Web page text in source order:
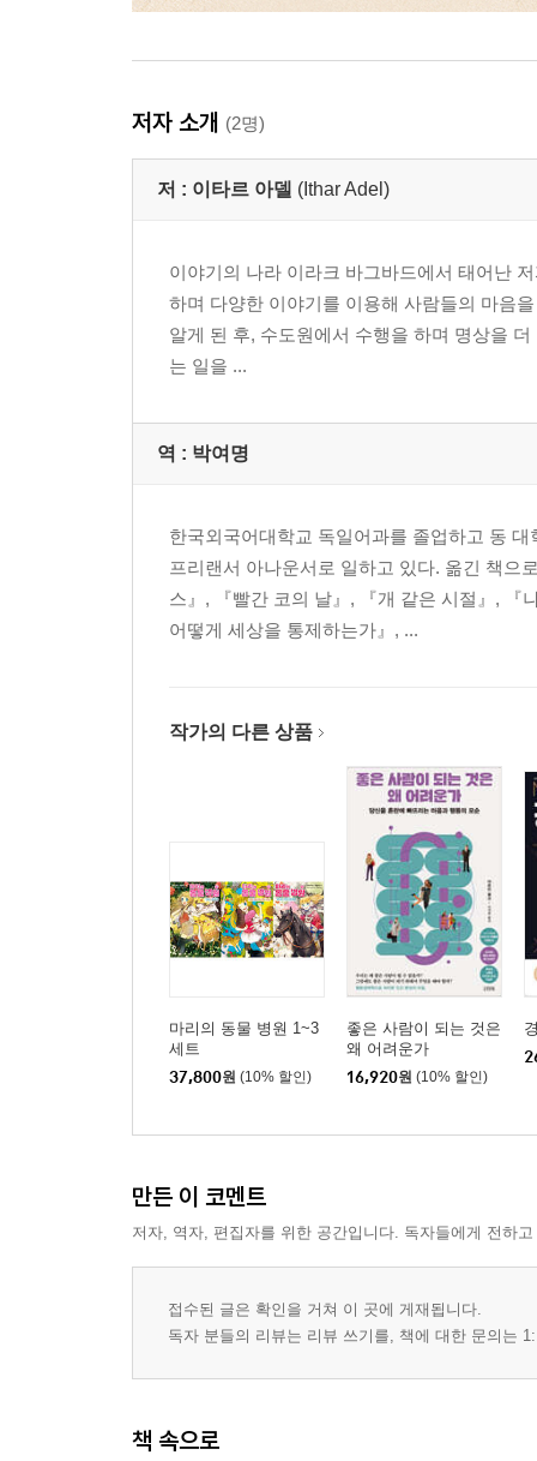
저자 소개 (2명)
저 : 이타르 아델 (Ithar Adel)
이야기의 나라 이라크 바그바드에서 태어난
하며 다양한 이야기를 이용해 사람들의 마음
알게 된 후, 수도원에서 수행을 하며 명상을
는 일을 ...
역 : 박여명
한국외국어대학교 독일어과를 졸업하고 동
프리랜서 아나운서로 일하고 있다. 옮긴 책으
스』, 『빨간 코의 날』, 『개 같은 시절』, 『
어떻게 세상을 통제하는가』, ...
작가의 다른 상품
마리의 동물 병원 1~3
세트
37,800원 (10% 할인)
좋은 사람이 되는 것은
왜 어려운가
16,920원 (10% 할인)
만든 이 코멘트
저자, 역자, 편집자를 위한 공간입니다. 독자들에게 전하
접수된 글은 확인을 거쳐 이 곳에 게재됩니다.
독자 분들의 리뷰는 리뷰 쓰기를, 책에 대한 문의는
책 속으로